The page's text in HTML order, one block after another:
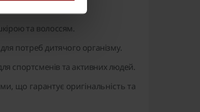
та волоссям.
потреб дитячого організму.
спортсменів та активних людей.
що гарантує оригінальність та